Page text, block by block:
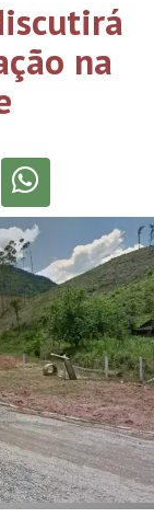
na